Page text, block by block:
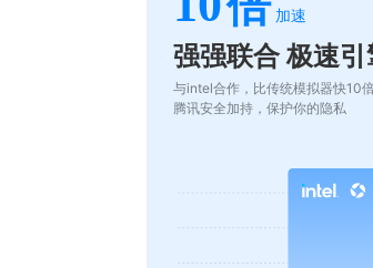
加速
强强联合 极速引
与intel合作，比传统模拟器快10
腾讯安全加持，保护你的隐私